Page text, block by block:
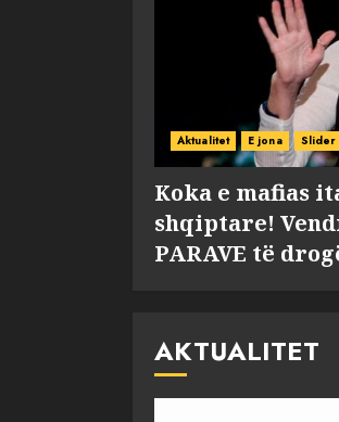
Aktualitet E jona Slider
Koka e mafias
shqiptare!
PARAVE të
AKTUALITET